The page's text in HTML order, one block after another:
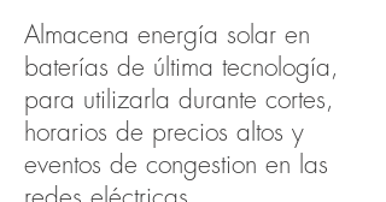
Almacena energía solar en
baterías de última tecnología,
para utilizarla durante cortes,
horarios de precios altos y
eventos de congestion en las